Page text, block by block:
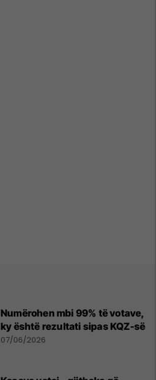
Numërohen mbi 99% të votave,
ky është rezultati sipas KQZ-së
07/06/2026